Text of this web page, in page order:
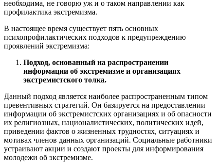
необходима, не говорю уж и о таком направлении как
профилактика экстремизма.
В настоящее время существует пять основных
психопрофилактических подходов к предупреждению
проявлений экстремизма:
Подход, основанный на распространении
информации об экстремизме и организациях
экстремистского толка.
Данный подход является наиболее распространенным типом
превентивных стратегий. Он базируется на предоставлении
информации об экстремистских организациях и об опасности
их религиозных, националистических, политических идей,
приведении фактов о жизненных трудностях, ситуациях и
мотивах членов данных организаций. Социальные работники
устраивают акции и создают проекты для информирования
молодежи об экстремизме.